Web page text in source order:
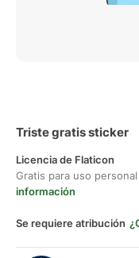
Triste gratis sticker
Licencia de Flaticon
Gratis para uso
información
Se requiere atribución